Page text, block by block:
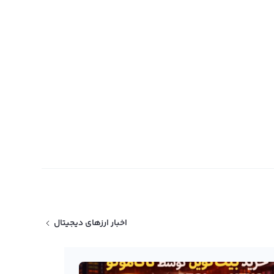
اخبار ارزهای دیجیتال